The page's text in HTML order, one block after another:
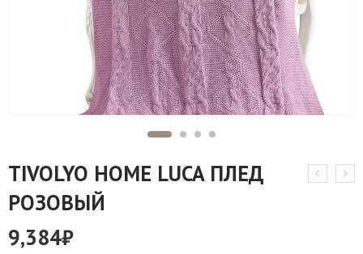
TIVOLYO HOME LUCA ПЛЕД
РОЗОВЫЙ
9,384₽